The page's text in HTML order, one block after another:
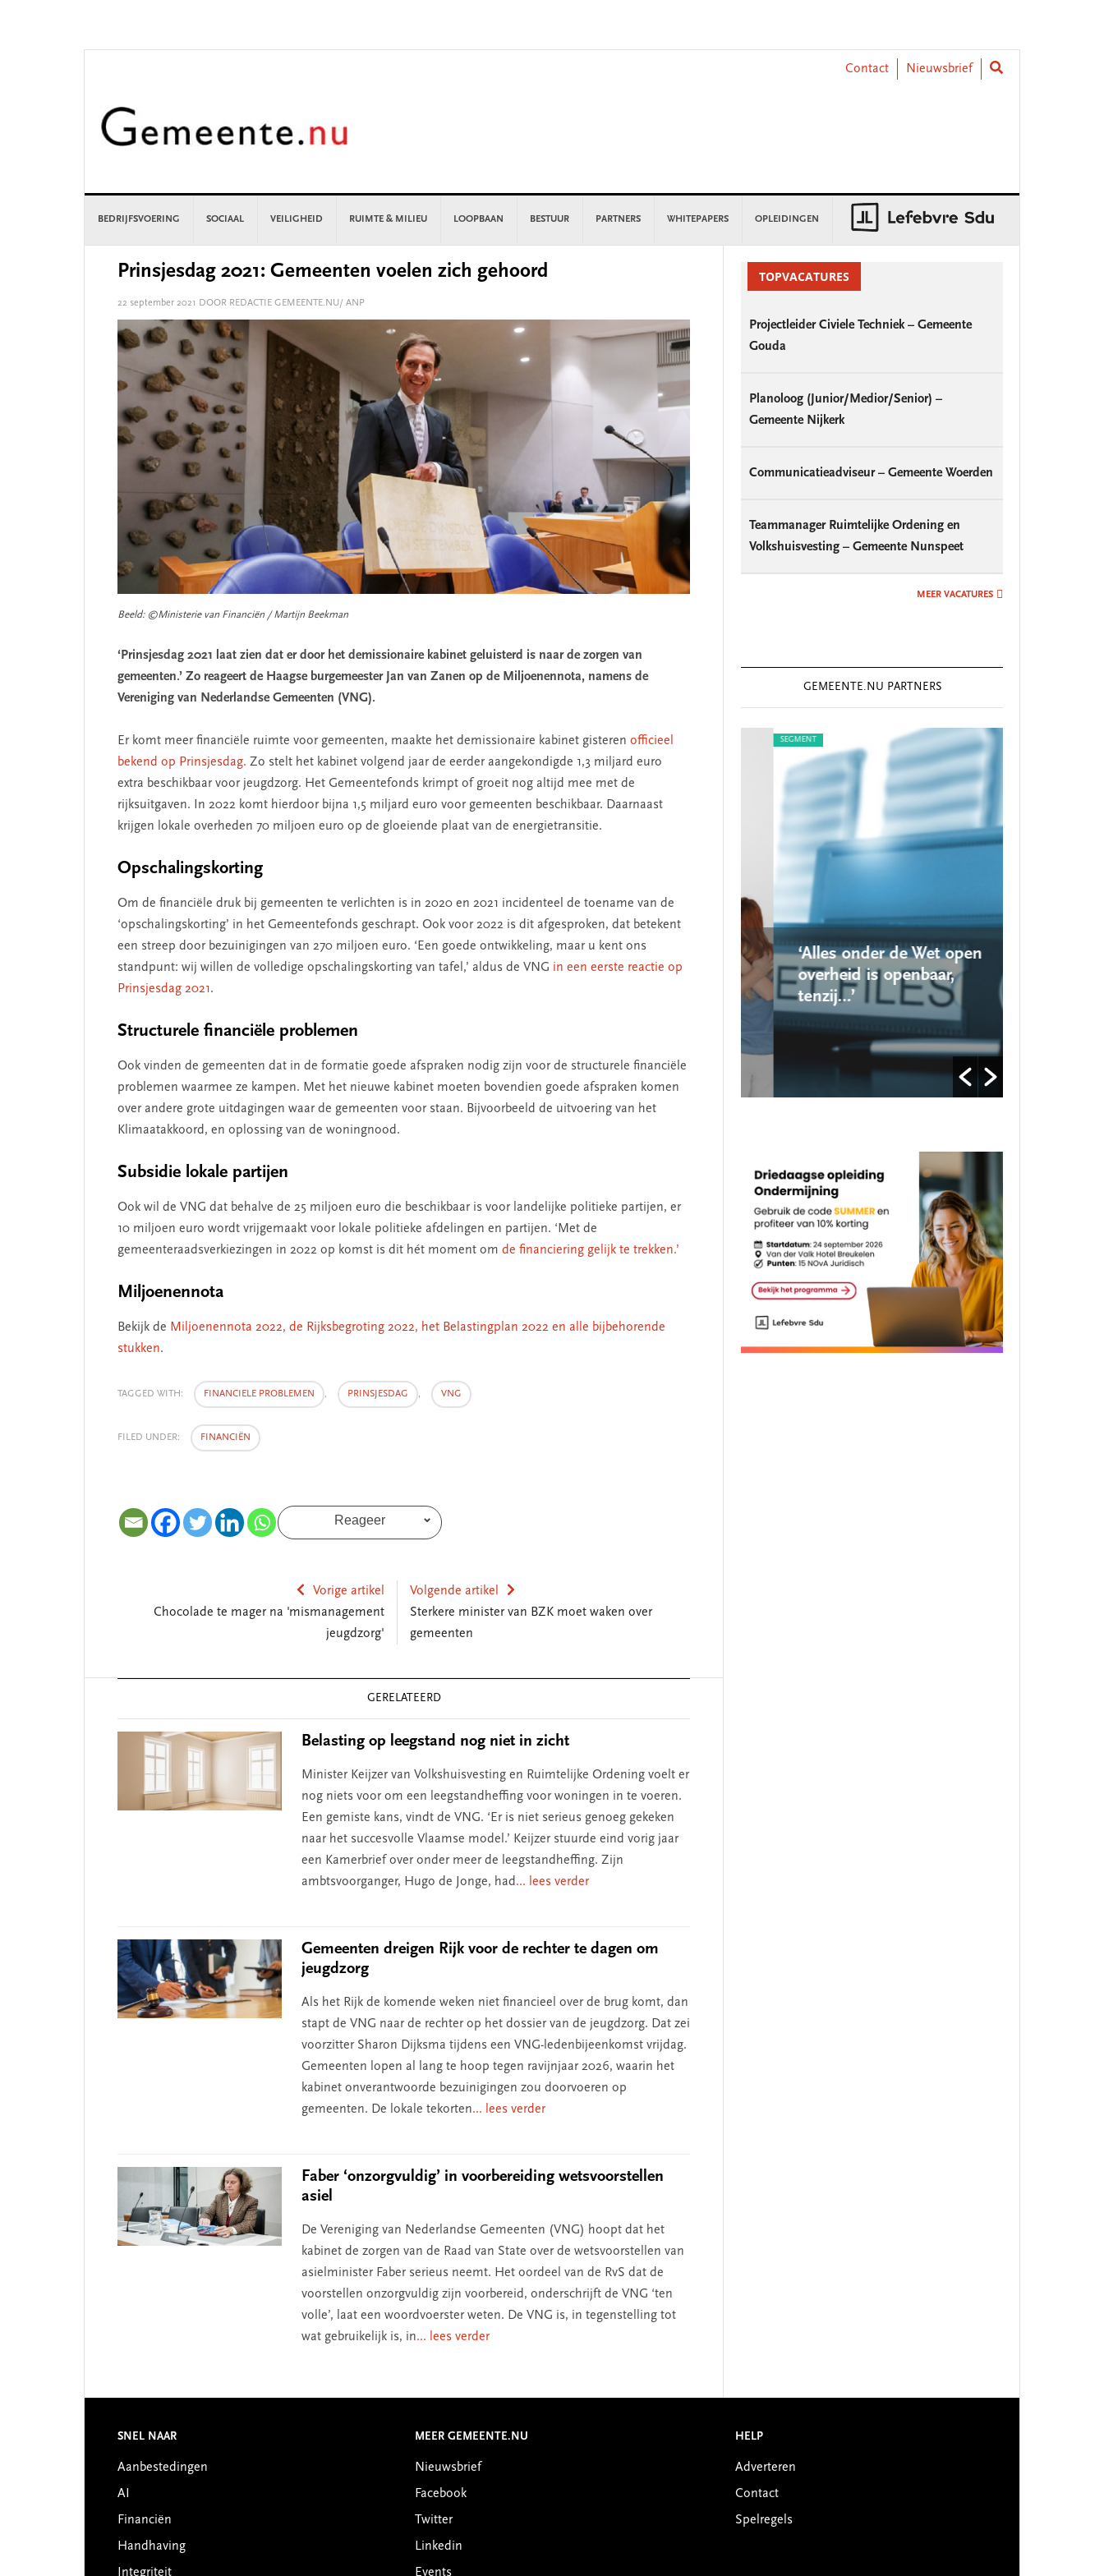
Contact
Nieuwsbrief
BEDRIJFSVOERING SOCIAAL VEILIGHEID RUIMTE & MILIEU LOOPBAAN BESTUUR PARTNERS WHITEPAPERS OPLEIDINGEN
Prinsjesdag 2021: Gemeenten voelen zich gehoord
22 september 2021 DOOR REDACTIE GEMEENTE.NU/ ANP
Beeld: ©Ministerie van Financiën / Martijn Beekman
‘Prinsjesdag 2021 laat zien dat er door het demissionaire kabinet geluisterd is naar de zorgen van
gemeenten.’ Zo reageert de Haagse burgemeester Jan van Zanen op de Miljoenennota, namens de
Vereniging van Nederlandse Gemeenten (VNG).
Er komt meer financiële ruimte voor gemeenten, maakte het demissionaire kabinet gisteren officieel
bekend op Prinsjesdag. Zo stelt het kabinet volgend jaar de eerder aangekondigde 1,3 miljard euro
extra beschikbaar voor jeugdzorg. Het Gemeentefonds krimpt of groeit nog altijd mee met de
rijksuitgaven. In 2022 komt hierdoor bijna 1,5 miljard euro voor gemeenten beschikbaar. Daarnaast
krijgen lokale overheden 70 miljoen euro op de gloeiende plaat van de energietransitie.
Opschalingskorting
Om de financiële druk bij gemeenten te verlichten is in 2020 en 2021 incidenteel de toename van de
‘opschalingskorting’ in het Gemeentefonds geschrapt. Ook voor 2022 is dit afgesproken, dat betekent
een streep door bezuinigingen van 270 miljoen euro. ‘Een goede ontwikkeling, maar u kent ons
standpunt: wij willen de volledige opschalingskorting van tafel,’ aldus de VNG in een eerste reactie op
Prinsjesdag 2021.
Structurele financiële problemen
Ook vinden de gemeenten dat in de formatie goede afspraken nodig zijn voor de structurele financiële
problemen waarmee ze kampen. Met het nieuwe kabinet moeten bovendien goede afspraken komen
over andere grote uitdagingen waar de gemeenten voor staan. Bijvoorbeeld de uitvoering van het
Klimaatakkoord, en oplossing van de woningnood.
Subsidie lokale partijen
Ook wil de VNG dat behalve de 25 miljoen euro die beschikbaar is voor landelijke politieke partijen, er
10 miljoen euro wordt vrijgemaakt voor lokale politieke afdelingen en partijen. ‘Met de
gemeenteraadsverkiezingen in 2022 op komst is dit hét moment om de financiering gelijk te trekken.’
Miljoenennota
Bekijk de Miljoenennota 2022, de Rijksbegroting 2022, het Belastingplan 2022 en alle bijbehorende
stukken.
TAGGED WITH: FINANCIELE PROBLEMEN , PRINSJESDAG , VNG
FILED UNDER: FINANCIËN
Reageer
Vorige artikel
Chocolade te mager na 'mismanagement
jeugdzorg'
Volgende artikel
Sterkere minister van BZK moet waken over
gemeenten
GERELATEERD
Belasting op leegstand nog niet in zicht
Minister Keijzer van Volkshuisvesting en Ruimtelijke Ordening voelt er
nog niets voor om een leegstandheffing voor woningen in te voeren.
Een gemiste kans, vindt de VNG. ‘Er is niet serieus genoeg gekeken
naar het succesvolle Vlaamse model.’ Keijzer stuurde eind vorig jaar
een Kamerbrief over onder meer de leegstandheffing. Zijn
ambtsvoorganger, Hugo de Jonge, had ... lees verder
Gemeenten dreigen Rijk voor de rechter te dagen om
jeugdzorg
Als het Rijk de komende weken niet financieel over de brug komt, dan
stapt de VNG naar de rechter op het dossier van de jeugdzorg. Dat zei
voorzitter Sharon Dijksma tijdens een VNG-ledenbijeenkomst vrijdag.
Gemeenten lopen al lang te hoop tegen ravijnjaar 2026, waarin het
kabinet onverantwoorde bezuinigingen zou doorvoeren op
gemeenten. De lokale tekorten... lees verder
Faber ‘onzorgvuldig’ in voorbereiding wetsvoorstellen
asiel
De Vereniging van Nederlandse Gemeenten (VNG) hoopt dat het
kabinet de zorgen van de Raad van State over de wetsvoorstellen van
asielminister Faber serieus neemt. Het oordeel van de RvS dat de
voorstellen onzorgvuldig zijn voorbereid, onderschrijft de VNG ‘ten
volle’, laat een woordvoerster weten. De VNG is, in tegenstelling tot
wat gebruikelijk is, in... lees verder
SidebarTOPVACATURES
Projectleider Civiele Techniek – Gemeente
Gouda
Planoloog (Junior/Medior/Senior) –
Gemeente Nijkerk
Communicatieadviseur – Gemeente Woerden
Teammanager Ruimtelijke Ordening en
Volkshuisvesting – Gemeente Nunspeet
MEER VACATURES
GEMEENTE.NU PARTNERS
missie van Segment
SEGMENT
‘Persoonlijk leiderschap
begint bij zelfkennis’
SEGMENT
‘Met een integrale aanpak
kun je de jeugd beter
SEGMENT
‘Alles onder de Wet open
overheid is openbaar,
tenzij…’
Footer
SNEL NAAR
Aanbestedingen
AI
Financiën
Handhaving
Integriteit
MEER GEMEENTE.NU
Nieuwsbrief
Facebook
Twitter
Linkedin
Events
HELP
Adverteren
Contact
Spelregels